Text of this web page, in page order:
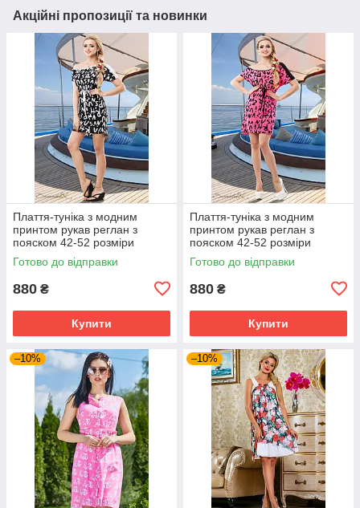
Акційні пропозиції та новинки
Плаття-туніка з модним
принтом рукав реглан з
пояском 42-52 розміри
Готово до відправки
880 ₴
Купити
Плаття-туніка з модним
принтом рукав реглан з
пояском 42-52 розміри
Готово до відправки
880 ₴
Купити
–10% –10%